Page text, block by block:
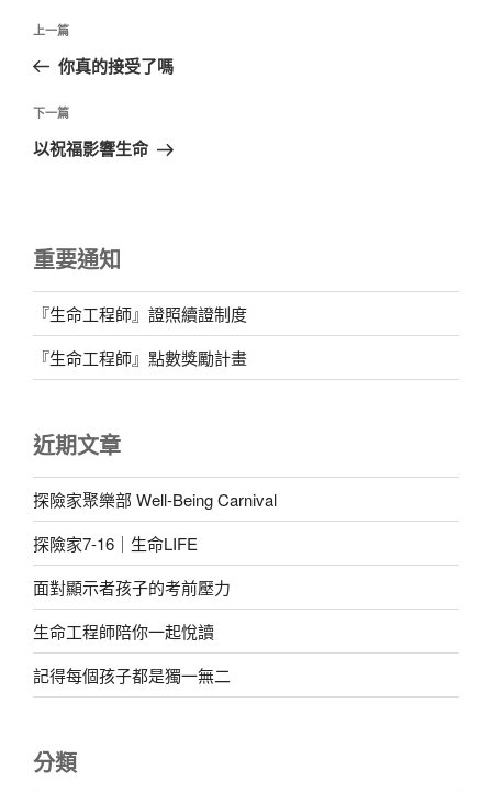
文
導
覽
上
一
文
章
上一篇
你真的接受了嗎
下
一
下一篇
以祝福影響生命
重要通知
『生命工程師』證照續證制度
『生命工程師』點數獎勵計畫
近期文章
探險家聚樂部 Well-Being Carnival
探險家7-16｜生命LIFE
面對顯示者孩子的考前壓力
生命工程師陪你一起悅讀
記得每個孩子都是獨一無二
分類